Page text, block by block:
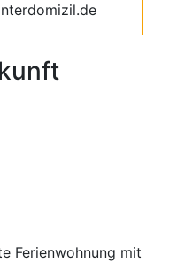
Ferienwohnung mit